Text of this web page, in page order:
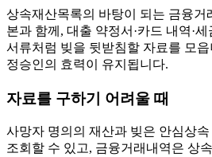
상속재산목록의 바탕이 되는 금융거
본과 함께, 대출 약정서·카드 내역·
서류처럼 빚을 뒷받침할 자료를 모
정승인의 효력이 유지됩니다.
자료를 구하기 어려울 때
사망자 명의의 재산과 빚은 안심상속
조회할 수 있고, 금융거래내역은 상